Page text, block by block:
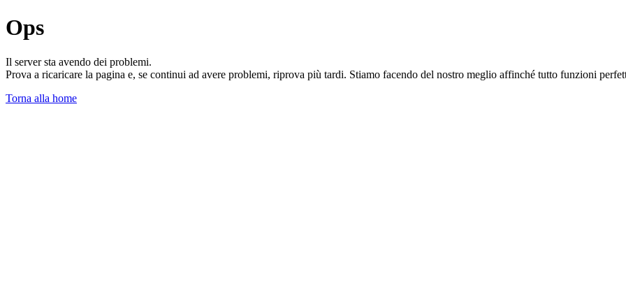
Ops
Il server sta avendo dei problemi.
Prova a ricaricare la pagina e, se continui ad avere problemi, riprova più tardi. Stiamo facendo del nostro meglio affinché tutto funzioni
Torna alla home